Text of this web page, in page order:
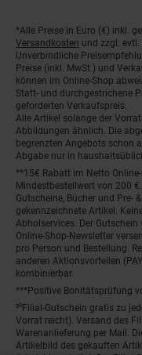
Fußnoten
*Alle Preise in Euro (€) inkl.
Versandkosten und zzgl.
Unverbindliche
Preise (inkl. MwSt.) und
können im Online-Shop
Statt- und durchgestrichene
geforderten Verkaufspreis.
Alle Artikel solange der
Abbildungen ähnlich. Die
begrenzten Angebots schon
Abgabe nur in
**15€ Rabatt im Netto
Mindestbestellwert von 200
Gutscheine, Bücher und Pre-
gekennzeichnete Artikel.
Abholservices. Der
Online-Shop-Newsletter
pro Person und Bestellung.
anderen Aktionsvorteilen
kombinierbar.
***Positive Bonitätsprüfung
²⁰Filial-Gutschein gratis zu
Vorrat reicht). Versand des
Warenanlieferung per Mail.
Artikelbild des gekauften